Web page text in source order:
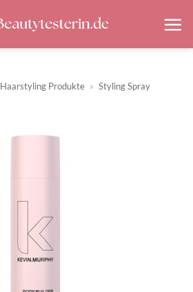
Haarstyling Produkte » Styling Spray